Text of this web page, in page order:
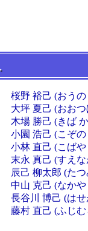
桜野 裕己 (おう
大坪 夏己 (おお
木場 勝己 (きば
小園 浩己 (こぞ
小林 直己 (こば
末永 真己 (すえ
辰己 柳太郎 (た
中山 克己 (なか
長谷川 博己 (は
藤村 直己 (ふじ